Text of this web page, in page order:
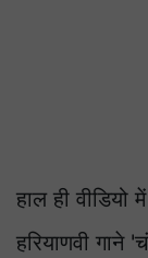
हाल ही
हरियाणवी गाने